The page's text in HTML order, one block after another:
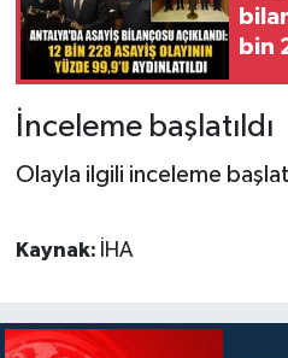
bin
İnceleme başlatıldı
Olayla ilgili inceleme
Kaynak: İHA